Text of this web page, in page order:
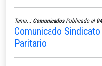
Tema..: ComunicadosPublicado el
Comunicado
Paritario